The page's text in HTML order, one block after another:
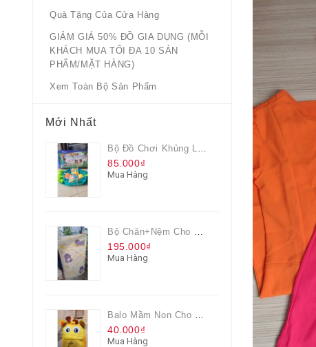
Quà Tặng Của Cửa Hàng
GIẢM GIÁ 50% ĐỒ GIA DỤNG (MỖI
KHÁCH MUA TỐI ĐA 10 SẢN
PHẨM/MẶT HÀNG)
Xem Toàn Bộ Sản Phẩm
Mới Nhất
Bộ Đồ Chơi Khủng Long Đại Chiến
85.000₫
Mua Hàng
Bộ Chăn+nệm Cho Bé Everon Quà Từ Pediasure
195.000₫
Mua Hàng
Balo Mầm Non Cho Bé Grow Màu Vàng
40.000₫
Mua Hàng